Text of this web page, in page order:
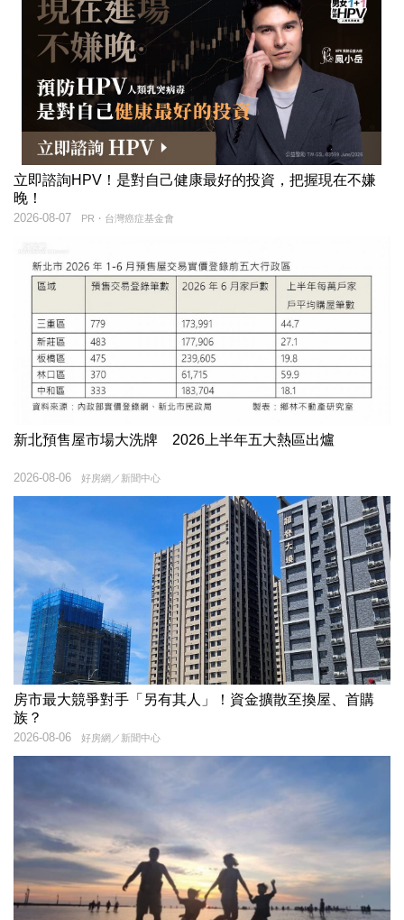
立即諮詢HPV！是對自己健康最好的投資，把握現在不嫌
晚！
PR・台灣癌症基金會
2026-08-07
新北預售屋市場大洗牌 2026上半年五大熱區出爐
好房網／新聞中心
2026-08-06
房市最大競爭對手「另有其人」！資金擴散至換屋、首購
族？
好房網／新聞中心
2026-08-06